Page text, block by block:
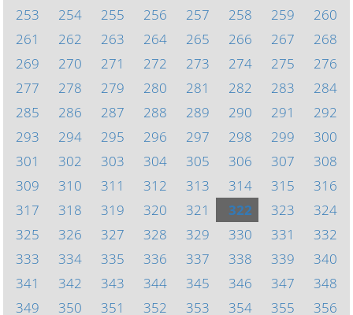
253
254 255 256 257 258 259
260
261
262 263 264 265 266 267
268
269
270 271 272 273 274 275
276
277
278 279 280 281 282 283
284
285
286 287 288 289 290 291
292
293
294 295 296 297 298 299
300
301
302 303 304 305 306 307
308
309
310 311 312 313 314 315
316
317
318 319 320 321 322 323
324
325
326 327 328 329 330 331
332
333
334 335 336 337 338 339
340
341
342 343 344 345 346 347
348
349
350 351 352 353 354 355 356